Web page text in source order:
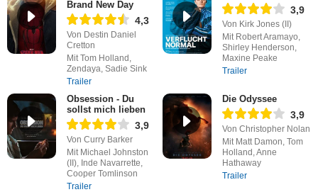
Brand New Day
4,3
Von Destin Daniel
Cretton
Mit Tom Holland,
Zendaya, Sadie Sink
Trailer
3,9
Von Kirk Jones (II)
Mit Robert Aramayo,
Shirley Henderson,
Maxine Peake
Trailer
Obsession - Du
sollst mich lieben
3,9
Von Curry Barker
Mit Michael Johnston
(II), Inde Navarrette,
Cooper Tomlinson
Trailer
Die Odyssee
3,9
Von Christopher Nolan
Mit Matt Damon, Tom
Holland, Anne
Hathaway
Trailer